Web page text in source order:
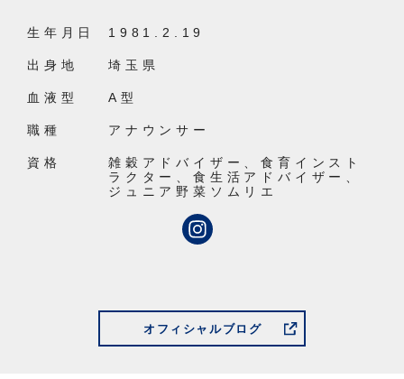
生年月日 1981.2.19
出身地 埼玉県
血液型 A型
職種 アナウンサー
資格
雑穀アドバイザー、食育インスト
ラクター、食生活アドバイザー、
ジュニア野菜ソムリエ
オフィシャルブログ